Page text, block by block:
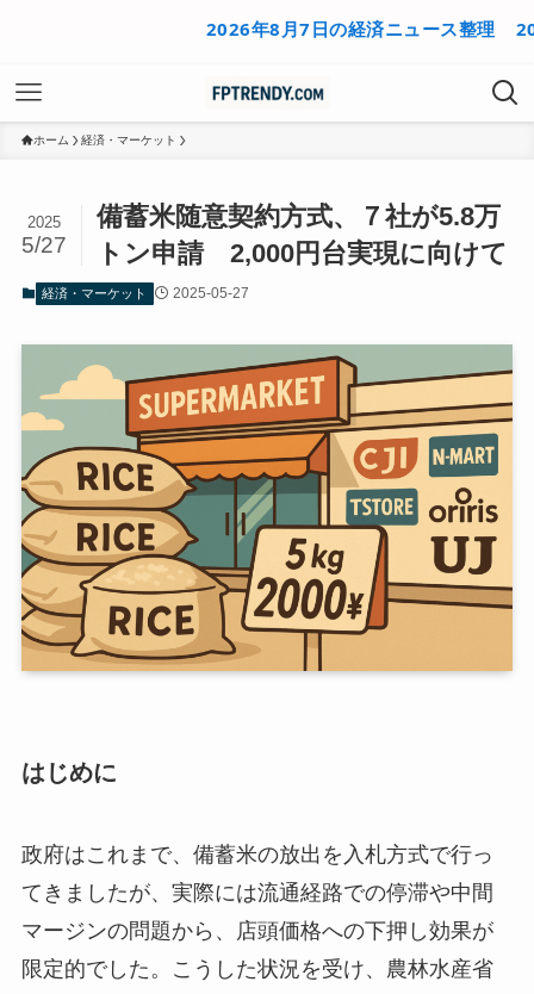
2026年8月7日の経済ニュース整理 2026年8月
ホーム 経済・マーケット
備蓄米随意契約方式、７社が5.8万
トン申請 2,000円台実現に向けて
2025
5/27
経済・マーケット 2025-05-27
はじめに
政府はこれまで、備蓄米の放出を入札方式で行っ
てきましたが、実際には流通経路での停滞や中間
マージンの問題から、店頭価格への下押し効果が
限定的でした。こうした状況を受け、農林水産省